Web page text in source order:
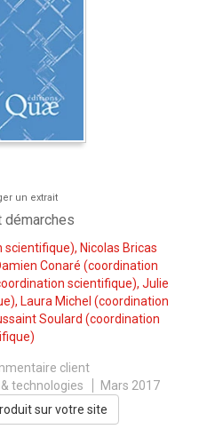
un extrait
démarches
scientifique), Nicolas Bricas
Conaré (coordination
scientifique), Julie
Laura Michel (coordination
Soulard (coordination
client
technologies
Mars 2017
sur votre site